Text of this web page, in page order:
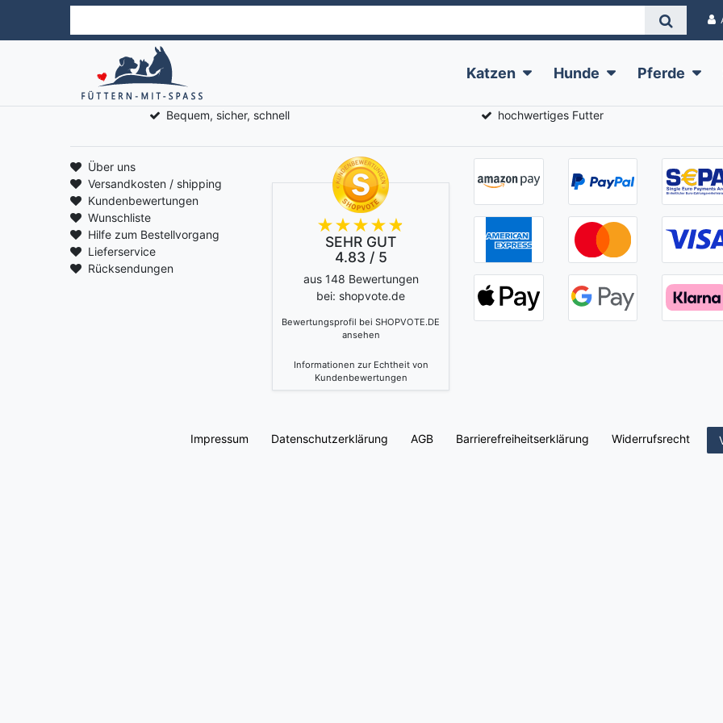
Katzen Hunde Pferde
Bequem, sicher, schnell hochwertiges Futter
Über uns
Versandkosten / shipping
Kundenbewertungen
Wunschliste
Hilfe zum Bestellvorgang
Lieferservice
Rücksendungen
SEHR GUT
4.83 / 5
aus 148 Bewertungen
bei: shopvote.de
Bewertungsprofil bei SHOPVOTE.DE
ansehen
Informationen zur Echtheit von
Kundenbewertungen
Impressum Daten­schutz­erklärung AGB Barrierefreiheitserklärung Widerrufs­recht